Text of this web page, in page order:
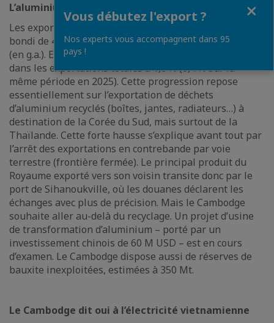
L’aluminium, nouveau filon d’exportation ?
Les exportations cambodgiennes d’aluminium ont
bondi de 431 % sur les quatre premiers mois de l’année
(en g.a.). Elles ont atteint 180 M USD, portant leur part
dans les exportations totales à 1,6 % (0,4 % sur la
même période en 2025). Cette progression repose
essentiellement sur l’exportation de déchets
d’aluminium recyclés (boîtes, jantes, radiateurs…) à
destination de la Corée du Sud, mais surtout de la
Thaïlande. Cette forte hausse s’explique avant tout par
l’arrêt des exportations en contrebande par voie
terrestre (frontière fermée). Le principal produit du
Royaume exporté vers son voisin transite donc par le
port de Sihanoukville, où les douanes déclarent les
échanges avec plus de précision. Mais le Cambodge
souhaite aller au-delà du recyclage. Un projet d’usine
de transformation d’aluminium – porté par un
investissement chinois de 60 M USD – est en cours
d’examen. Le Cambodge dispose aussi de réserves de
bauxite inexploitées, estimées à 350 Mt.
Le Cambodge dit oui à l’électricité vietnamienne
Vous débutez l'export ?
Nos experts vous accompagnent dans 95
pays !